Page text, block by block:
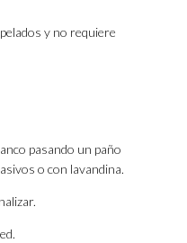
y no requiere
pasando un paño
o con lavandina.